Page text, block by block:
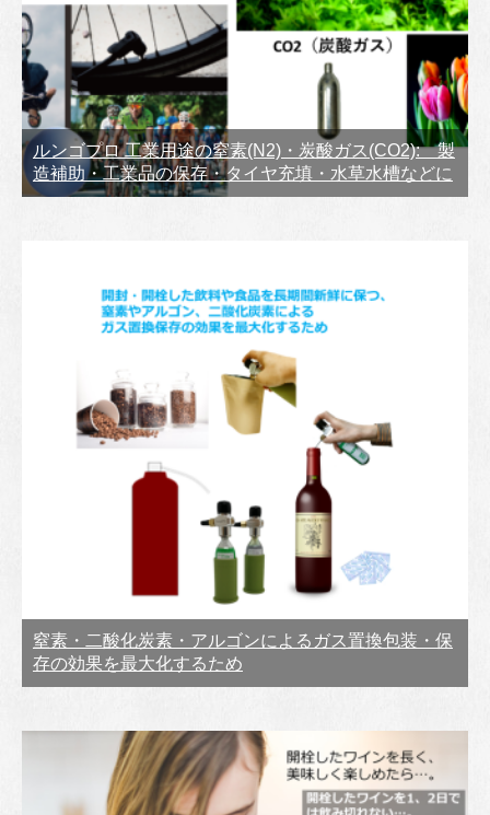
ルンゴプロ 工業用途の窒素(N2)・炭酸ガス(CO2): 製
造補助・工業品の保存・タイヤ充填・水草水槽などに
窒素・二酸化炭素・アルゴンによるガス置換包装・保
存の効果を最大化するため